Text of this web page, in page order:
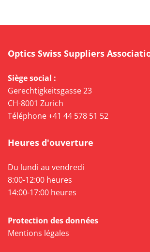
Optics Swiss Suppliers
Siège social :
Gerechtigkeitsgasse 23
CH-8001 Zurich
Téléphone +41 44 578 51 52
Heures d'ouverture
Du lundi au vendredi
8:00-12:00 heures
14:00-17:00 heures
Protection des données
Mentions légales